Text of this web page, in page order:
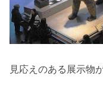
見応えのある展示物